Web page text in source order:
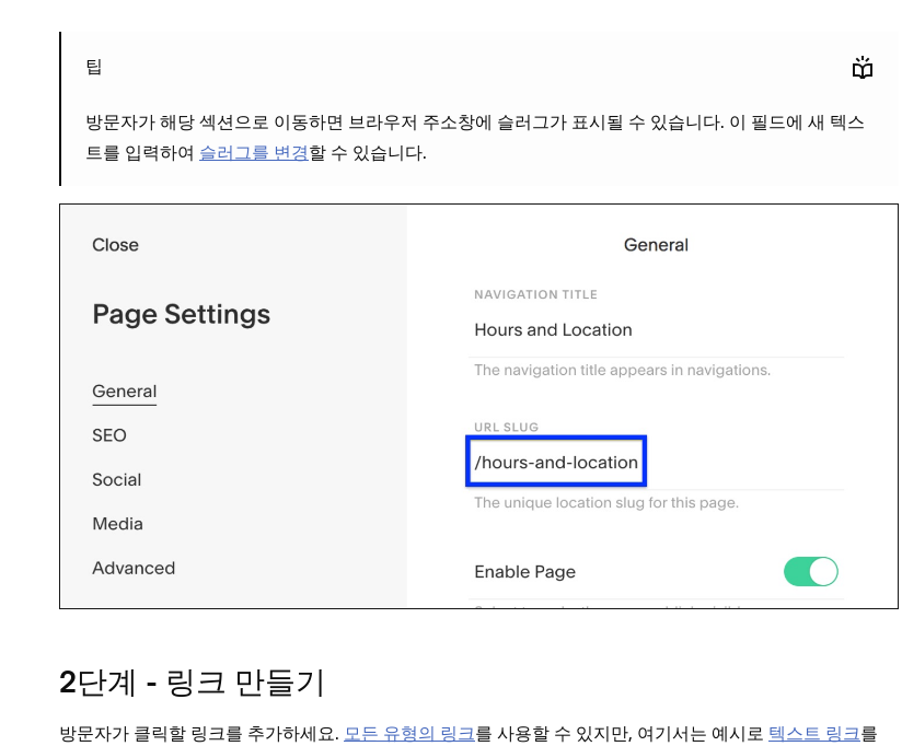
팁
방문자가 해당 섹션으로 이동하면 브라우저 주소창에 슬러그가 표시될 수 있습니다. 이 필드에 새 텍스
트를 입력하여 슬러그를 변경할 수 있습니다.
2단계 - 링크 만들기
방문자가 클릭할 링크를 추가하세요. 모든 유형의 링크를 사용할 수 있지만, 여기서는 예시로 텍스트 링크를